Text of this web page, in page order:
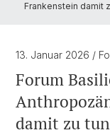
Frankenstein damit
13. Januar 2026 /
Forum
damit zu